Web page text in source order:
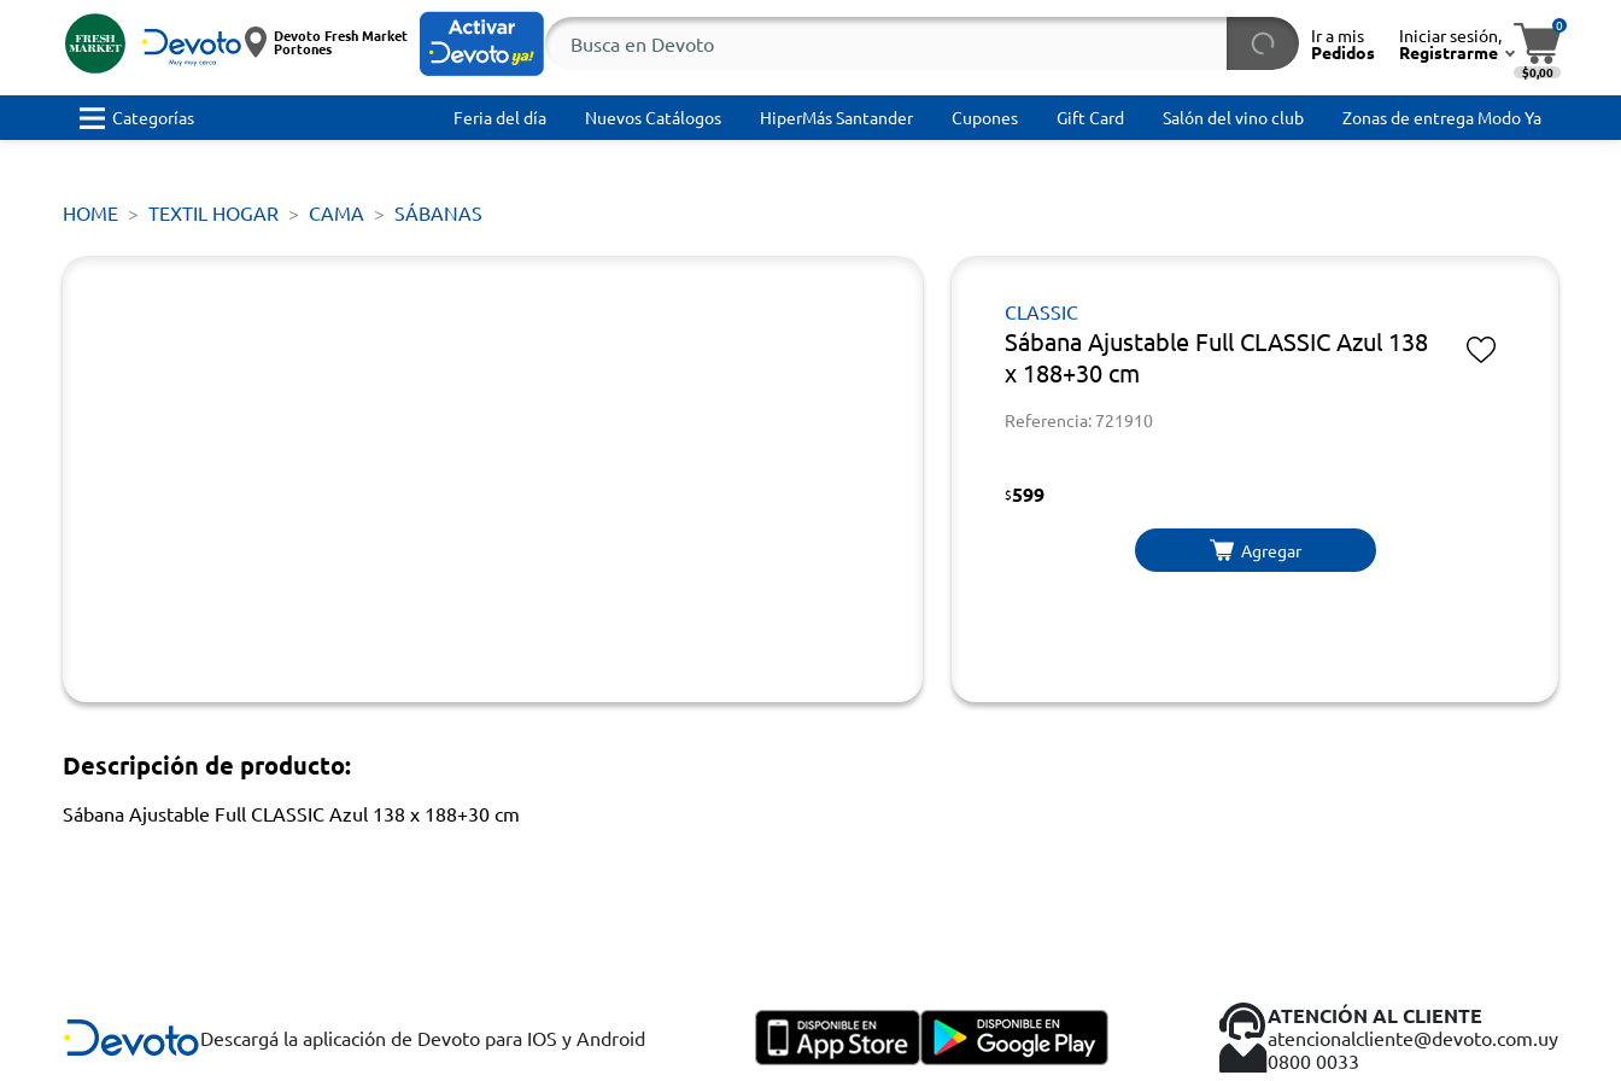
Devoto Fresh Market
Portones
Ir a mis
Pedidos
Iniciar sesión,
Registrarme
0
$0,00
Categorías Feria del día Nuevos Catálogos HiperMás Santander Cupones Gift Card Salón del vino club Zonas de entrega Modo Ya
HOME TEXTIL HOGAR CAMA SÁBANAS
CLASSIC
Sábana Ajustable Full CLASSIC Azul 138
x 188+30 cm
Referencia: 721910
$599
Agregar
Descripción de producto:
Sábana Ajustable Full CLASSIC Azul 138 x 188+30 cm
Descargá la aplicación de Devoto para IOS y Android
ATENCIÓN AL CLIENTE
atencionalcliente@devoto.com.uy
0800 0033